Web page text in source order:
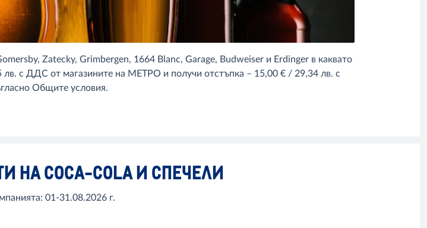
Zatecky, Grimbergen, 1664 Blanc, Garage, Budweiser и Erdinger в каквато
с ДДС от магазините на МЕТРО и получи отстъпка – 15,00 € / 29,34 лв. с
Общите условия.
COCA-COLA И СПЕЧЕЛИ
01-31.08.2026 г.